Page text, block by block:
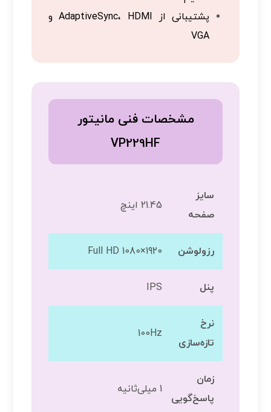
پشتیبانی از AdaptiveSync، HDMI و
VGA
مشخصات فنی مانیتور
VP229HF
سایز
صفحه
21.45 اینچ
رزولوشن Full HD 1080×1920
پنل IPS
نرخ
تازه‌سازی
100Hz
زمان
پاسخ‌گویی
1 میلی‌ثانیه